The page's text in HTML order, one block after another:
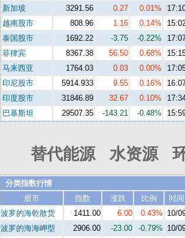
新加坡
3291.56 0.27 0.01%
越南股市
808.96 1.16 0.14%
泰国股市
1692.22 -3.75 -0.22%
菲律宾
8367.38 56.50 0.68%
马来西亚
1764.03 0.03 0.00%
印尼股市
5914.933 9.55 0.16%
印度股市
31846.89 32.67 0.10%
巴基斯坦
29507.35 -143.21 -0.48%
替代能源 水资源
分类指数行情
股市
指数 涨跌 比例
时间
波罗的海乾散货
1411.00 6.00 0.43% 10/
波罗的海海岬型
2906.00 -23.00 -0.79% 10/